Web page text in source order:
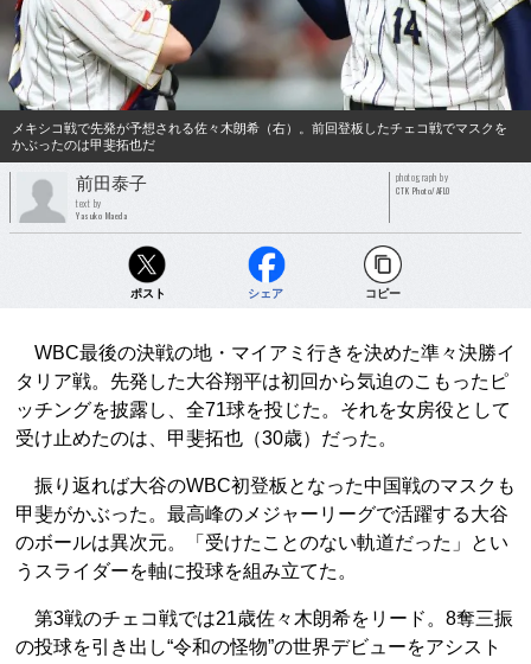
メキシコ戦で先発が予想される佐々木朗希（右）。前回登板したチェコ戦でマスクを
かぶったのは甲斐拓也だ
前田泰子
text by
Yasuko Maeda
photograph by
CTK Photo/AFLO
ポスト シェア コピー
WBC最後の決戦の地・マイアミ行きを決めた準々決勝イ
タリア戦。先発した大谷翔平は初回から気迫のこもったピ
ッチングを披露し、全71球を投じた。それを女房役として
受け止めたのは、甲斐拓也（30歳）だった。
振り返れば大谷のWBC初登板となった中国戦のマスクも
甲斐がかぶった。最高峰のメジャーリーグで活躍する大谷
のボールは異次元。「受けたことのない軌道だった」とい
うスライダーを軸に投球を組み立てた。
第3戦のチェコ戦では21歳佐々木朗希をリード。8奪三振
の投球を引き出し“令和の怪物”の世界デビューをアシスト